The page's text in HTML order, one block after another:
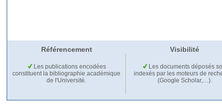
Référencement Visibilité
Les publications encodées
constituent la bibliographie académique
de l'Université.
Les documents déposés
indexés par les moteurs de
(Google Scholar,…).